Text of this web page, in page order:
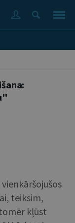
teiksim,
kļūst